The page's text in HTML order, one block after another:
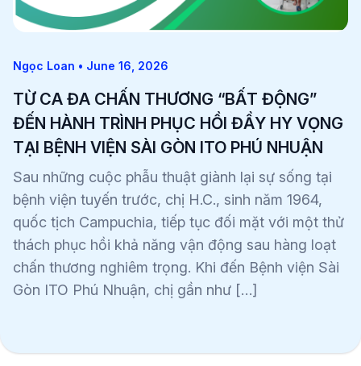
Ngọc Loan • June 16, 2026
TỪ CA ĐA CHẤN THƯƠNG “BẤT ĐỘNG”
ĐẾN HÀNH TRÌNH PHỤC HỒI ĐẦY HY VỌNG
TẠI BỆNH VIỆN SÀI GÒN ITO PHÚ NHUẬN
Sau những cuộc phẫu thuật giành lại sự sống tại
bệnh viện tuyến trước, chị H.C., sinh năm 1964,
quốc tịch Campuchia, tiếp tục đối mặt với một thử
thách phục hồi khả năng vận động sau hàng loạt
chấn thương nghiêm trọng. Khi đến Bệnh viện Sài
Gòn ITO Phú Nhuận, chị gần như […]